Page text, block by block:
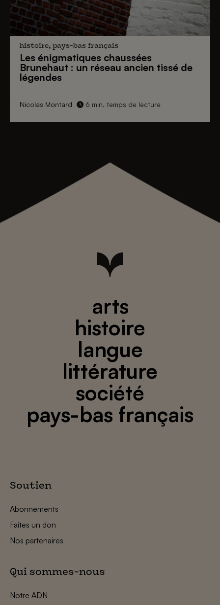
histoire, pays-bas français
Les énigmatiques chaussées
Brunehaut : un réseau ancien tissé de
légendes
Nicolas Montard 6 min. temps de lecture
arts
histoire
langue
littérature
société
pays-bas français
Soutien
Abonnements
Faites un don
Nos partenaires
Qui sommes-nous
Notre ADN